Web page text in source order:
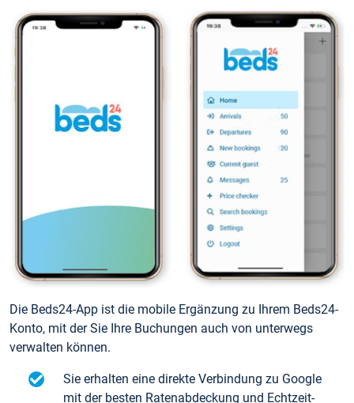
Die Beds24-App ist die mobile Ergänzung zu Ihrem Beds24-
Konto, mit der Sie Ihre Buchungen auch von unterwegs
verwalten können.
Sie erhalten eine direkte Verbindung zu Google
mit der besten Ratenabdeckung und Echtzeit-